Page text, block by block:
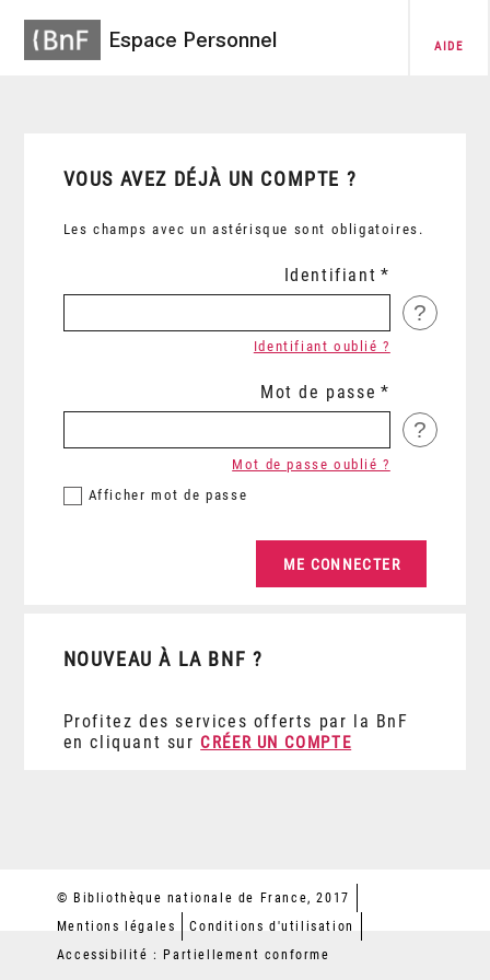
Espace Personnel AIDE
VOUS AVEZ DÉJÀ UN COMPTE ?
Les champs avec un astérisque sont obligatoires.
Identifiant
?
Identifiant oublié ?
Mot de passe
?
Afficher mot de passe
Mot de passe oublié ?
NOUVEAU À LA BNF ?
Profitez des services offerts par la BnF
en cliquant sur CRÉER UN COMPTE
© Bibliothèque nationale de France, 2017
Mentions légales
Conditions d'utilisation
Accessibilité : Partiellement conforme